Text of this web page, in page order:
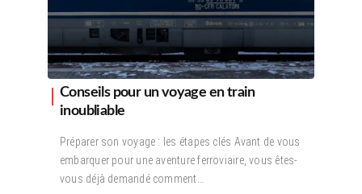
Conseils pour un voyage en train
inoubliable
Préparer son voyage : les étapes clés Avant de vous
embarquer pour une aventure ferroviaire, vous êtes-
vous déjà demandé comment…